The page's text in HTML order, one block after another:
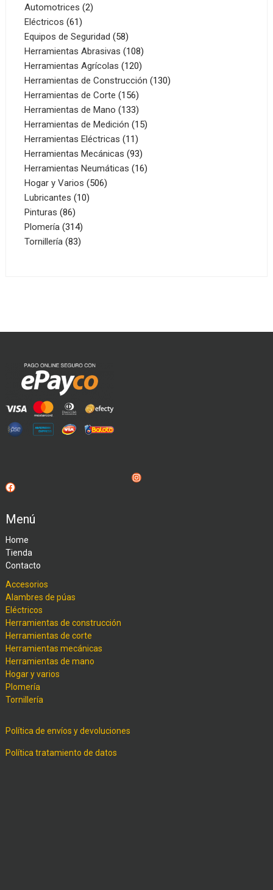
productos
Automotrices 22
Eléctricos 6161
productos
Equipos de Seguridad 5858
productos
Herramientas Abrasivas 108108
productos
Herramientas Agrícolas 120120
productos
Herramientas de Construcción 130130
Herramientas de Corte 156156
productos
Herramientas de Mano 133133
productos
Herramientas de Medición 1515
Herramientas Eléctricas 1111
productos
Herramientas Mecánicas 9393
productos
Herramientas Neumáticas 1616
Hogar y Varios 506506
Lubricantes 1010
Pinturas 8686
productos
Plomería 314314
productos
Tornillería 8383
Instagram
Facebook
Menú
Home
Tienda
Contacto
Accesorios
Alambres de púas
Eléctricos
Herramientas de construcción
Herramientas de corte
Herramientas mecánicas
Herramientas de mano
Hogar y varios
Plomería
Tornillería
Política de envíos y devoluciones
Política tratamiento de datos